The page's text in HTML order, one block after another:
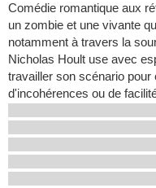
Comédie romantique aux
un zombie et une vivante
notamment à travers la
Nicholas Hoult use avec
travailler son scénario
d'incohérences ou de